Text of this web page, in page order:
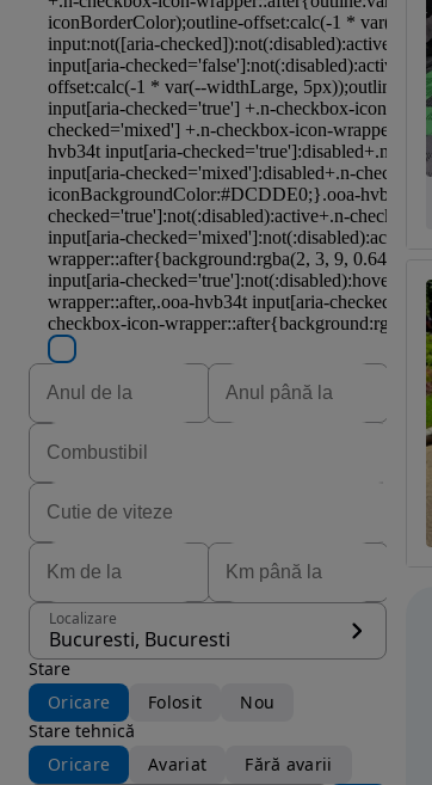
Localizare
Bucuresti, Bucuresti
Stare
Oricare
Folosit
Nou
Stare tehnică
Oricare
Avariat Fără avarii